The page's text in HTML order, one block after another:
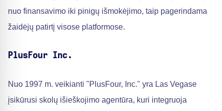
nuo finansavimo iki pinigų išmokėjimo, taip pagerindama
žaidėjų patirtį visose platformose.
PlusFour Inc.
Nuo 1997 m. veikianti "PlusFour, Inc." yra Las Vegase
įsikūrusi skolų išieškojimo agentūra, kuri integruoja